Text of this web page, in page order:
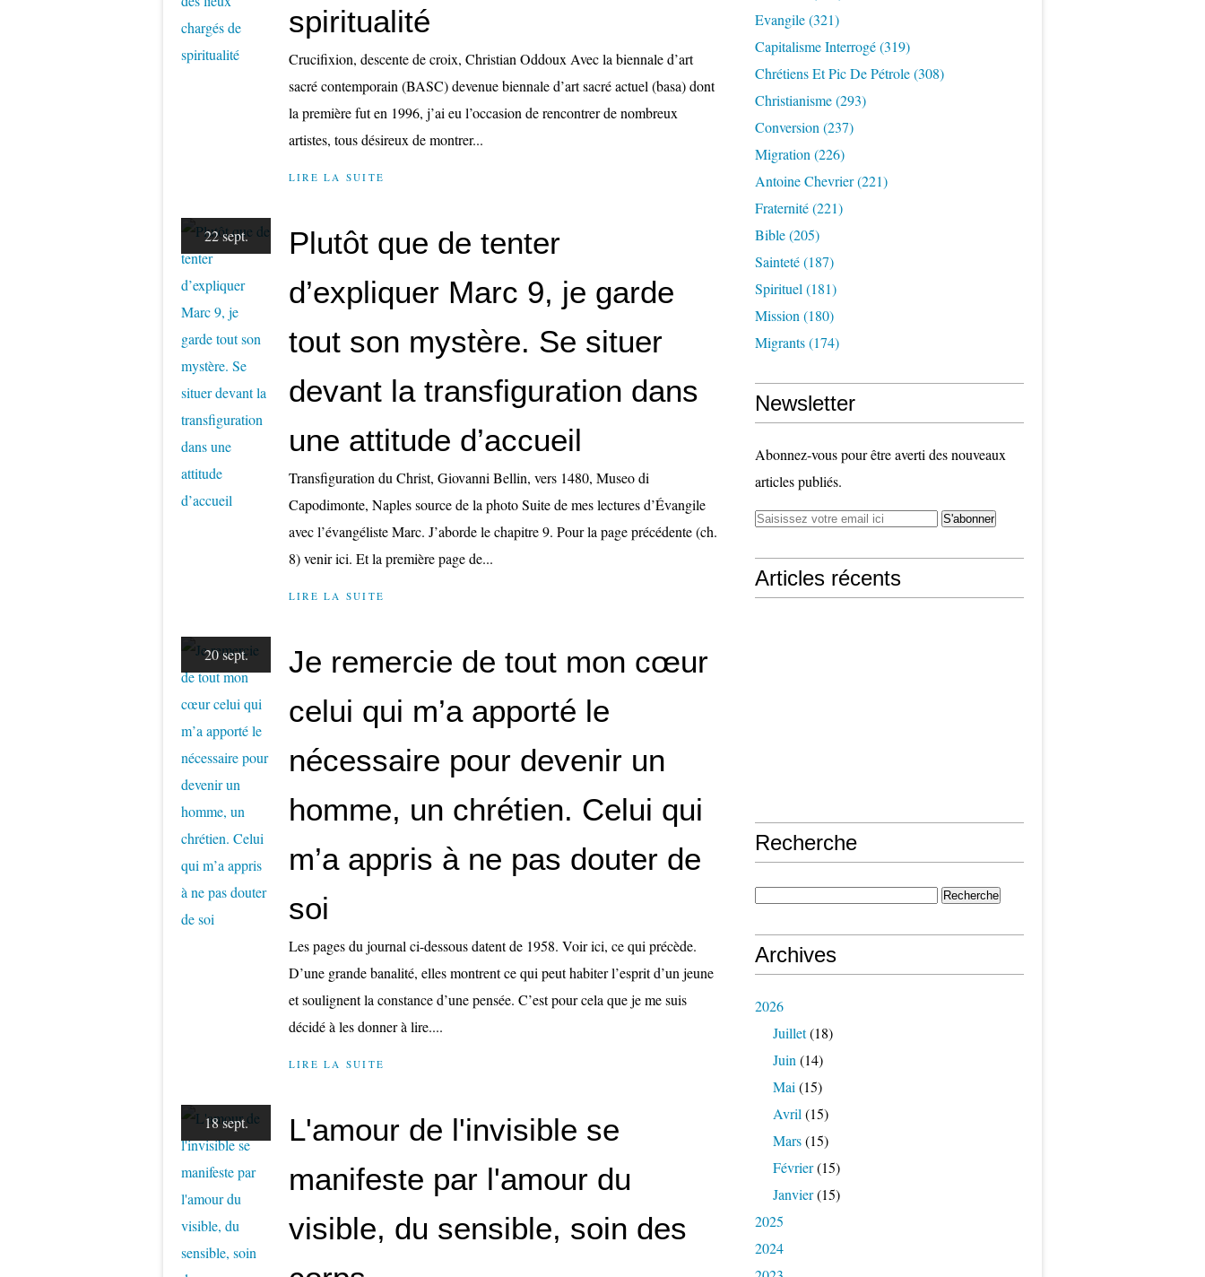
spiritualité
Crucifixion, descente de croix, Christian Oddoux Avec la biennale d’art
sacré contemporain (BASC) devenue biennale d’art sacré actuel (basa) dont
la première fut en 1996, j’ai eu l’occasion de rencontrer de nombreux
artistes, tous désireux de montrer...
LIRE LA SUITE
22 sept.
Plutôt que de tenter
d’expliquer Marc 9, je garde
tout son mystère. Se situer
devant la transfiguration dans
une attitude d’accueil
Transfiguration du Christ, Giovanni Bellin, vers 1480, Museo di
Capodimonte, Naples source de la photo Suite de mes lectures d’Évangile
avec l’évangéliste Marc. J’aborde le chapitre 9. Pour la page précédente (ch.
8) venir ici. Et la première page de...
LIRE LA SUITE
20 sept.
Je remercie de tout mon cœur
celui qui m’a apporté le
nécessaire pour devenir un
homme, un chrétien. Celui qui
m’a appris à ne pas douter de
soi
Les pages du journal ci-dessous datent de 1958. Voir ici, ce qui précède.
D’une grande banalité, elles montrent ce qui peut habiter l’esprit d’un jeune
et soulignent la constance d’une pensée. C’est pour cela que je me suis
décidé à les donner à lire....
LIRE LA SUITE
18 sept.
L'amour de l'invisible se
manifeste par l'amour du
visible, du sensible, soin des
Evangile(321)
Capitalisme Interrogé(319)
Chrétiens Et Pic De Pétrole(308)
Christianisme(293)
Conversion (237)
Migration (226)
Antoine Chevrier(221)
Fraternité(221)
Bible(205)
Sainteté(187)
Spirituel (181)
Mission (180)
Migrants(174)
Newsletter
Abonnez-vous pour être averti des nouveaux
articles publiés.
Articles récents
Recherche
Archives
2026
Juillet(18)
Juin (14)
Mai (15)
Avril (15)
Mars(15)
Février(15)
Janvier(15)
2025
2024